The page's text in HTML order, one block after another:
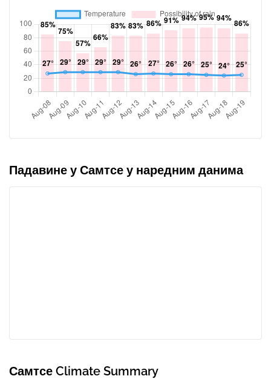
Падавине у Самтсе у наредним данима
Самтсе Climate Summary